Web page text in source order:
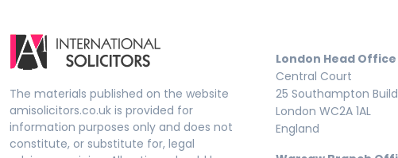
The materials published on the website
amisolicitors.co.uk is provided for
information purposes only and does not
constitute, or substitute for, legal
London Head Office
Central Court
25 Southampton
London WC2A 1AL
England